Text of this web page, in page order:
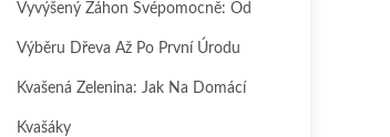
Vyvýšený Záhon Svépomocně: Od
Výběru Dřeva Až Po První Úrodu
Kvašená Zelenina: Jak Na Domácí
Kvašáky